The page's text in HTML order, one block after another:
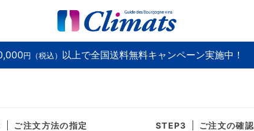
円（税込） 以上で全国送料無料キャンペーン実施中！
ご注文方法の指定 ご注文の確認